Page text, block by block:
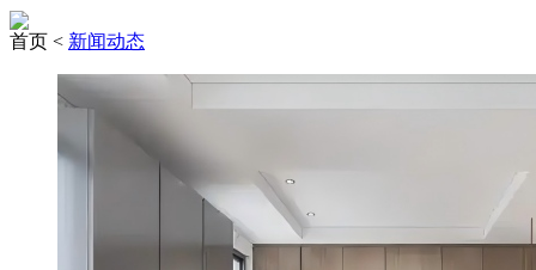
首页 < 新闻动态